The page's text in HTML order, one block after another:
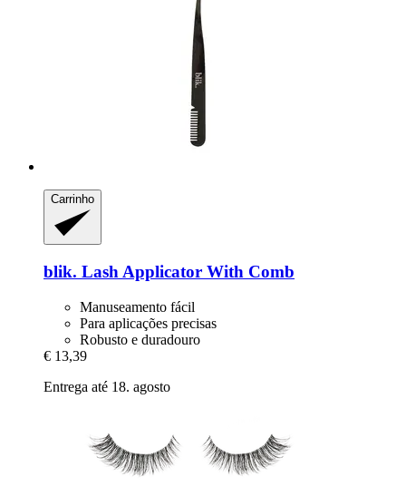
Carrinho
blik. Lash Applicator With Comb
Manuseamento fácil
Para aplicações precisas
Robusto e duradouro
€ 13,39
Entrega até 18. agosto